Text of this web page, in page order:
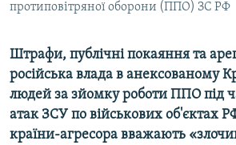
протиповітряної оборони (ППО) ЗС РФ
Штрафи, публічні покаяння та
російська влада в анексованому
людей за зйомку роботи ППО під
атак ЗСУ по військових об'єктах
країни-агресора вважають